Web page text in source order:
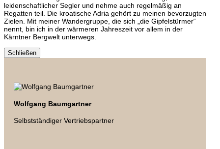
leidenschaftlicher Segler und nehme auch regelmäßig an
Regatten teil. Die kroatische Adria gehört zu meinen bevorzugten
Zielen. Mit meiner Wandergruppe, die sich „die Gipfelstürmer“
nennt, bin ich in der wärmeren Jahreszeit vor allem in der
Kärntner Bergwelt unterwegs.
Schließen
Wolfgang Baumgartner
Selbstständiger Vertriebspartner